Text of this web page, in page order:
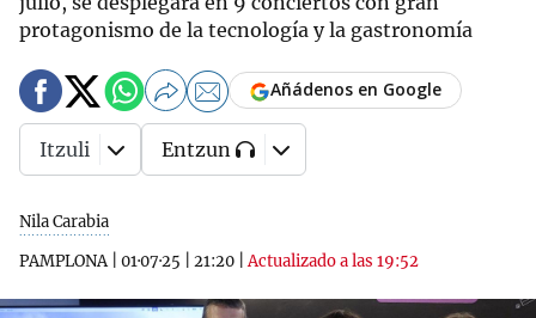
protagonismo de la tecnología y la gastronomía
Nila Carabia
PAMPLONA| 01·07·25 21:20 |Actualizado a las 19:52
Añádenos en Google
Itzuli Entzun